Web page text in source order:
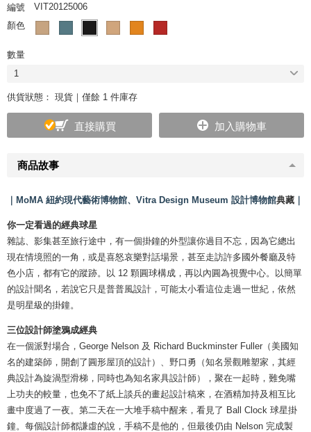
商品故事
｜MoMA 紐約現代藝術博物館、Vitra Design Museum 設計博物館典藏
你一定看過的經典球星
雜誌、影集甚至旅行途中，有一個掛鐘的外型讓你過目不忘，因為它總出
現在情境照的一角，或是喜怒哀樂對話場景，甚至走訪許多國外餐廳及特
色小店，都有它的蹤跡。以 12 顆圓球構成，再以內圓為視覺中心。以簡單
的設計聞名，若說它只是普普風設計，可能太小看這位走過一世紀，依然
是明星級的掛鐘。
三位設計師塗鴉成經典
在一個派對場合，George Nelson 及 Richard Buckminster Fuller（美國知
名的建築師，開創了圓形屋頂的設計）、野口勇（知名景觀雕塑家，其經
典設計為旋渦型滑梯，同時也為知名家具設計師），聚在一起時，難免嘴
上功夫的較量，也免不了紙上談兵的畫起設計稿來，在酒精加持及相互比
畫中度過了一夜。第二天在一大堆手稿中醒来，看見了 Ball Clock 球星掛
鐘。每個設計師都謙虛的說，手稿不是他的，但最後仍由 Nelson 完成製
編號
VIT20125006
顏色
數量
1
供貨狀態： 現貨｜僅餘 1 件庫存
直接購買 加入購物車